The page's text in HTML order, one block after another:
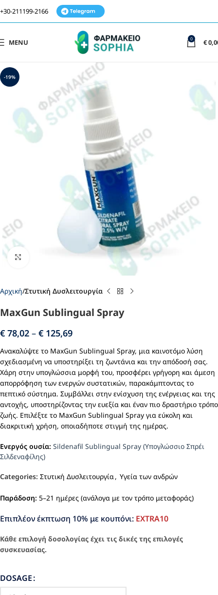
+30-211199-2166
MENU 0 €
-19%
Αρχική Στυτική Δυσλειτουργία
MaxGun Sublingual Spray
€ 78,02 – € 125,69
Ανακαλύψτε το MaxGun Sublingual Spray, μια καινοτόμο λύση
σχεδιασμένη να υποστηρίξει τη ζωντάνια και την απόδοσή σας.
Χάρη στην υπογλώσσια μορφή του, προσφέρει γρήγορη και άμεση
απορρόφηση των ενεργών συστατικών, παρακάμπτοντας το
πεπτικό σύστημα. Συμβάλλει στην ενίσχυση της ενέργειας και της
αντοχής, υποστηρίζοντας την ευεξία και έναν πιο δραστήριο τρόπο
ζωής. Επιλέξτε το MaxGun Sublingual Spray για εύκολη και
διακριτική χρήση, οποιαδήποτε στιγμή της ημέρας.
Ενεργός ουσία: Sildenafil Sublingual Spray (Υπογλώσσιο Σπρέι
Σιλδεναφίλης)
Categories: Στυτική Δυσλειτουργία, Υγεία των ανδρών
Παράδοση: 5–21 ημέρες (ανάλογα με τον τρόπο μεταφοράς)
Επιπλέον έκπτωση 10% με κουπόνι: EXTRA10
Κάθε επιλογή δοσολογίας έχει τις δικές της επιλογές
συσκευασίας.
DOSAGE